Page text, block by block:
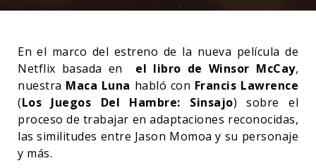
En el marco del estreno de la nueva película de
Netflix basada en el libro de Winsor McCay,
nuestra Maca Luna habló con Francis Lawrence
(Los Juegos Del Hambre: Sinsajo) sobre el
proceso de trabajar en adaptaciones reconocidas,
las similitudes entre Jason Momoa y su personaje
y más.